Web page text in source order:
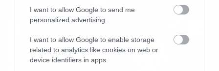
I want to allow Google to send me
personalized advertising.
I want to allow Google to enable storage
related to analytics like cookies on web or
device identifiers in apps.